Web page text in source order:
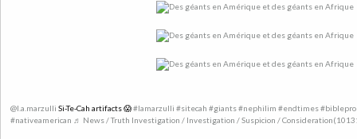
@l.a.marzulli Si-Te-Cah artifacts 😱#lamarzulli #sitecah #giants#nephilim #endtimes
#nativeamerican ♬ News / Truth Investigation / Investigation / Suspicion /